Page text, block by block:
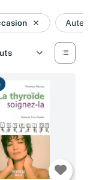
être alerté dès